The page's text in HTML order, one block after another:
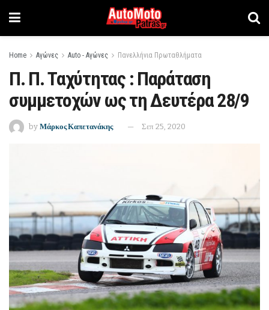
Home Αγώνες Auto - Αγώνες Πανελλήνια Πρωταθλήματα
Π. Π. Ταχύτητας : Παράταση
συμμετοχών ως τη Δευτέρα 28/9
by Μάρκος Καπετανάκης Σεπ 25, 2020